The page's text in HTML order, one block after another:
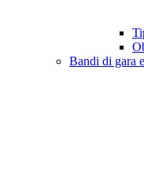
Bandi di gara